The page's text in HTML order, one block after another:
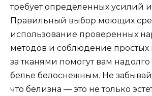
требует определенных усилий
Правильный выбор моющих
использование проверенных
методов и соблюдение простых
за тканями помогут вам надолго
белье белоснежным. Не
что белизна — это не только